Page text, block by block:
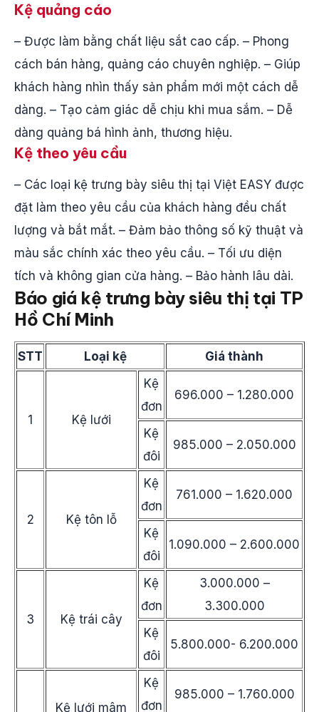
Kệ quảng cáo
– Được làm bằng chất liệu sắt cao cấp. – Phong
cách bán hàng, quảng cáo chuyên nghiệp. – Giúp
khách hàng nhìn thấy sản phẩm mới một cách dễ
dàng. – Tạo cảm giác dễ chịu khi mua sắm. – Dễ
dàng quảng bá hình ảnh, thương hiệu.
Kệ theo yêu cầu
– Các loại kệ trưng bày siêu thị tại Việt EASY được
đặt làm theo yêu cầu của khách hàng đều chất
lượng và bắt mắt. – Đảm bảo thông số kỹ thuật và
màu sắc chính xác theo yêu cầu. – Tối ưu diện
tích và không gian cửa hàng. – Bảo hành lâu dài.
Báo giá kệ trưng bày siêu thị tại TP
Hồ Chí Minh
STT Loại kệ Giá thành
1 Kệ lưới
Kệ
đơn
696.000 – 1.280.000
Kệ
đôi
985.000 – 2.050.000
2 Kệ tôn lỗ
Kệ
đơn
761.000 – 1.620.000
Kệ
đôi
1.090.000 – 2.600.000
3 Kệ trái cây
Kệ
đơn
3.000.000 –
3.300.000
Kệ
đôi
5.800.000- 6.200.000
Kệ lưới mâm
Kệ
đơn
985.000 – 1.760.000